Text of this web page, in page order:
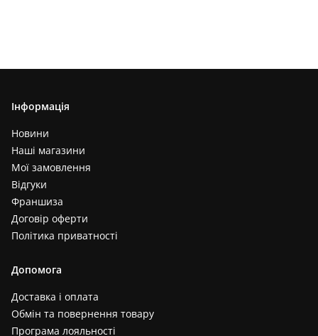
Інформація
Новини
Наші магазини
Мої замовлення
Відгуки
Франшиза
Договір оферти
Політика приватності
Допомога
Доставка і оплата
Обмін та повернення товару
Програма лояльності